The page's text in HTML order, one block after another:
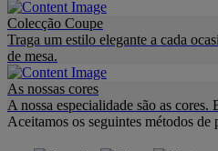
Colecção Coupe
Traga um estilo elegante a cada
de mesa.
As nossas cores
A nossa especialidade são as cores.
Aceitamos os seguintes métodos de